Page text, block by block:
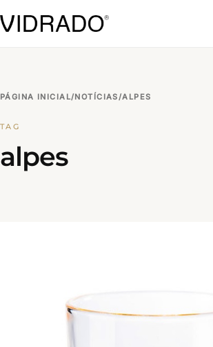
PÁGINA INICIAL/NOTÍCIAS/ALPES
TAG
alpes